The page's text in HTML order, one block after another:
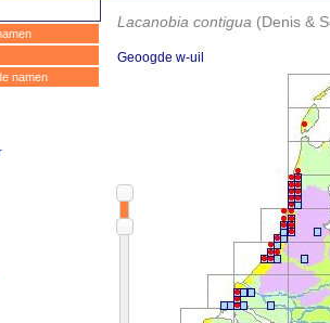
namen
Lacanobia contigua (Denis &
Geoogde w-uil